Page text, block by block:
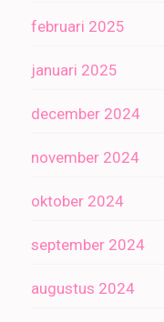
februari 2025
januari 2025
december 2024
november 2024
oktober 2024
september 2024
augustus 2024